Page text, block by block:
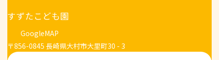
すずたこども園
GoogleMAP
〒856-0845 長崎県大村市大里町30 - 3